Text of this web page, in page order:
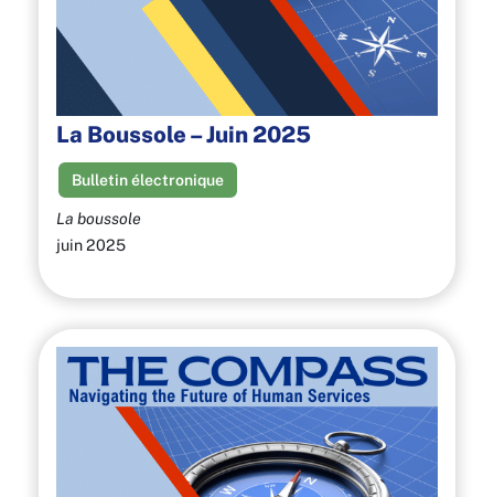
La Boussole – Juin 2025
Bulletin électronique
La boussole
juin 2025